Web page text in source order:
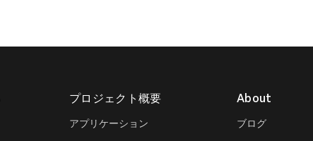
プロジェクト概要
アプリケーション
About
ブログ